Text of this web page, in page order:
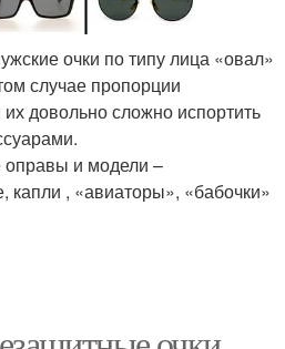
очки по типу лица «овал»
случае пропорции
довольно сложно испортить
и модели –
капли , «авиаторы», «бабочки»